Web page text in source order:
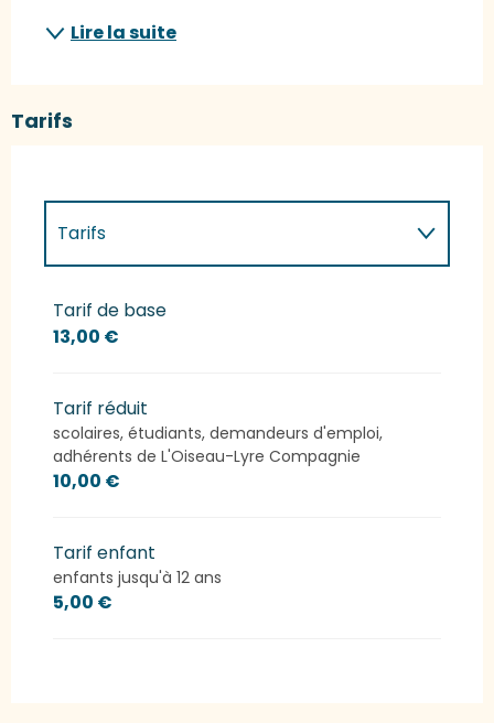
Lire la suite
Tarifs
Tarifs
Tarifs 2027
Tarif de base
13,00 €
Tarif réduit
scolaires, étudiants, demandeurs d'emploi,
adhérents de L'Oiseau-Lyre Compagnie
10,00 €
Tarif enfant
enfants jusqu'à 12 ans
5,00 €